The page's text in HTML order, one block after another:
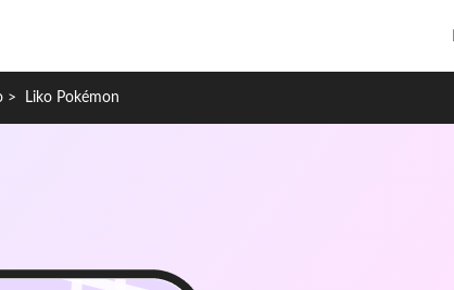
> Liko Pokémon